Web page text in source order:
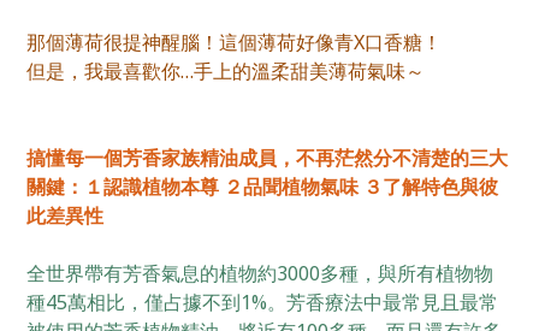
那個薄荷很提神醒腦！這個薄荷好像青X口香糖！
但是，我最喜歡你…手上的溫柔甜美薄荷氣味～
搞懂每一個芳香家族精油成員，不再茫然分不清楚的三大
關鍵：１認識植物本尊 ２品聞植物氣味 ３了解特色與彼
此差異性
全世界帶有芳香氣息的植物約3000多種，與所有植物物
種45萬相比，僅占據不到1%。芳香療法中最常見且最常